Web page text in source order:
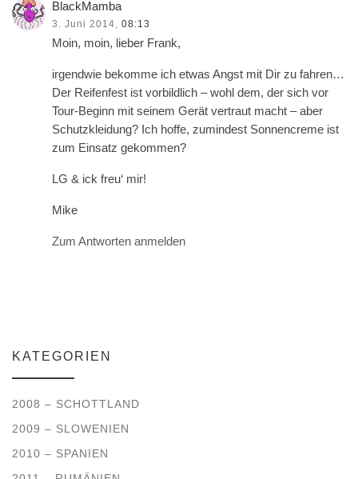
BlackMamba
3. Juni 2014, 08:13
Moin, moin, lieber Frank,
irgendwie bekomme ich etwas Angst mit Dir zu fahren…
Der Reifenfest ist vorbildlich – wohl dem, der sich vor
Tour-Beginn mit seinem Gerät vertraut macht – aber
Schutzkleidung? Ich hoffe, zumindest Sonnencreme ist
zum Einsatz gekommen?
LG & ick freu‘ mir!
Mike
Zum Antworten anmelden
KATEGORIEN
2008 – SCHOTTLAND
2009 – SLOWENIEN
2010 – SPANIEN